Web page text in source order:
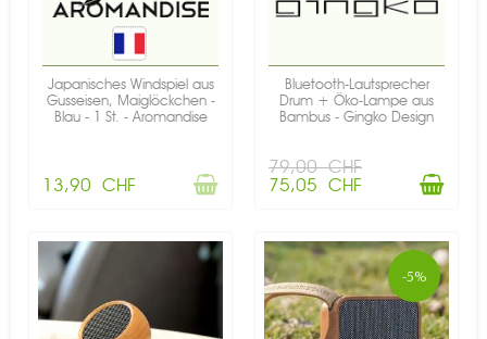
Japanisches Windspiel aus
Gusseisen, Maiglöckchen -
Blau - 1 St. - Aromandise
13,90 CHF
Bluetooth-Lautsprecher
Drum + Öko-Lampe aus
Bambus - Gingko Design
79,00 CHF
75,05 CHF
-5%